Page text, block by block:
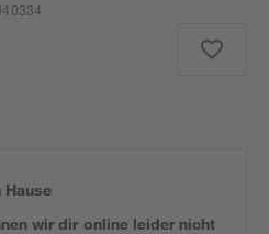
Hause
wir dir online leider nicht